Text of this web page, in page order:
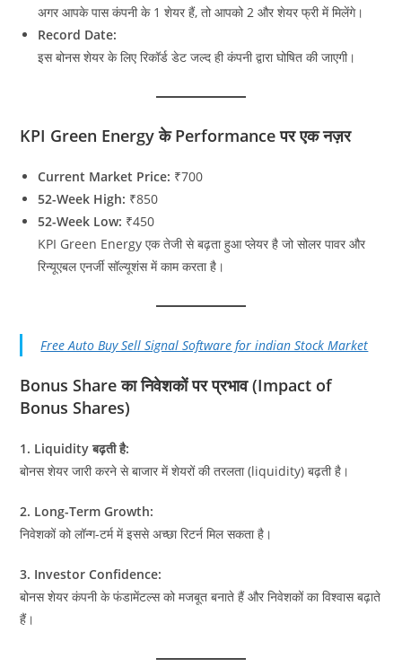
अगर आपके पास कंपनी के 1 शेयर हैं, तो आपको 2 और शेयर फ्री में मिलेंगे।
Record Date:
इस बोनस शेयर के लिए रिकॉर्ड डेट जल्द ही कंपनी द्वारा घोषित की जाएगी।
KPI Green Energy के Performance पर एक नज़र
Current Market Price: ₹700
52-Week High: ₹850
52-Week Low: ₹450
KPI Green Energy एक तेजी से बढ़ता हुआ प्लेयर है जो सोलर पावर और
रिन्यूएबल एनर्जी सॉल्यूशंस में काम करता है।
Free Auto Buy Sell Signal Software for indian Stock Market
Bonus Share का निवेशकों पर प्रभाव (Impact of
Bonus Shares)
1. Liquidity बढ़ती है:
बोनस शेयर जारी करने से बाजार में शेयरों की तरलता (liquidity) बढ़ती है।
2. Long-Term Growth:
निवेशकों को लॉन्ग-टर्म में इससे अच्छा रिटर्न मिल सकता है।
3. Investor Confidence:
बोनस शेयर कंपनी के फंडामेंटल्स को मजबूत बनाते हैं और निवेशकों का विश्वास बढ़ाते
हैं।